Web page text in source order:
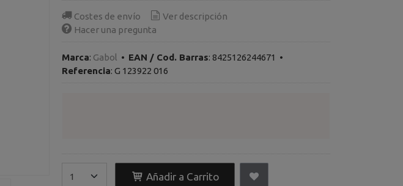
Costes de envío
Ver descripción
Hacer una pregunta
Marca: Gabol • EAN / Cod. Barras: 8425126244671 •
Referencia: G 123922 016
Añadir a Carrito